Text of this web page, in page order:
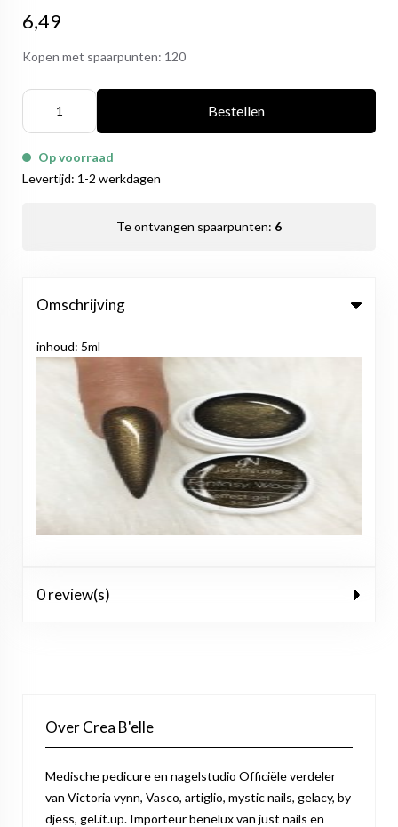
6,49
Kopen met spaarpunten: 120
Bestellen
Op voorraad
Levertijd: 1-2 werkdagen
Te ontvangen spaarpunten: 6
Omschrijving
inhoud: 5ml
0 review(s)
Over Crea B'elle
Medische pedicure en nagelstudio Officiële verdeler
van Victoria vynn, Vasco, artiglio, mystic nails, gelacy, by
djess, gel.it.up. Importeur benelux van just nails en